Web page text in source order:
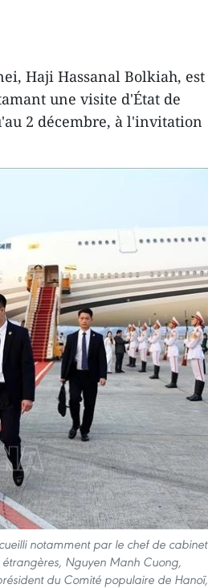
Haji Hassanal Bolkiah, est
une visite d'État de
2 décembre, à l'invitation
notamment par le chef de cabinet
Nguyen Manh Cuong,
du Comité populaire de Hanoï,